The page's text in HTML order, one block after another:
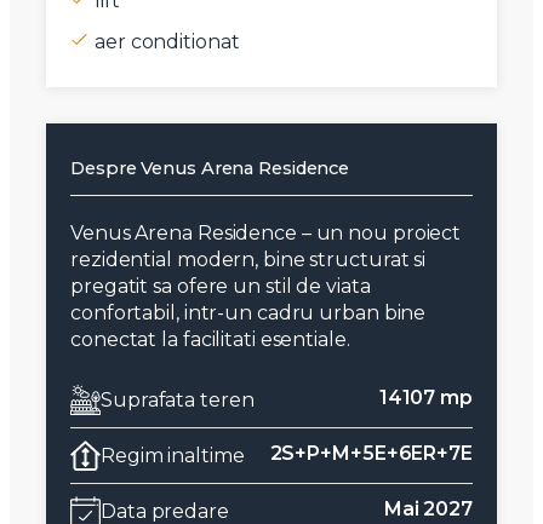
aer conditionat
Despre Venus Arena Residence
Venus Arena Residence – un nou proiect
rezidential modern, bine structurat si
pregatit sa ofere un stil de viata
confortabil, intr-un cadru urban bine
conectat la facilitati esentiale.
Suprafata teren 14107 mp
Regim inaltime 2S+P+M+5E+6ER+7E
Data predare Mai 2027